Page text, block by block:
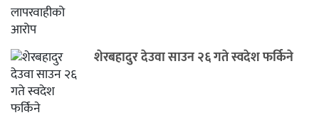
शेरबहादुर देउवा साउन २६ गते स्वदेश फर्किने